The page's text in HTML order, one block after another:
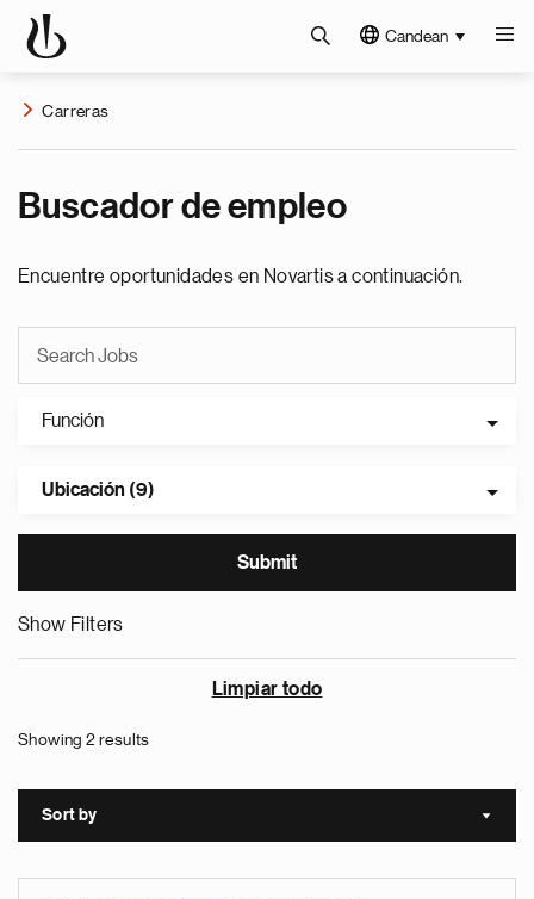
Candean
Carreras
Buscador de empleo
Encuentre oportunidades en Novartis a continuación.
Función
Ubicación (9)
Show Filters
Limpiar todo
Showing 2 results
Sort by Sort